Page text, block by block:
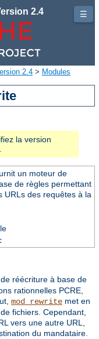
2.4
2.4 > Modules
la version
un moteur de
de règles permettant
URLs des requêtes à la
réécriture à base de
rationnelles PCRE,
mod_rewrite met en
fichiers. Cependant,
vers une autre URL,
du mandataire.
☰